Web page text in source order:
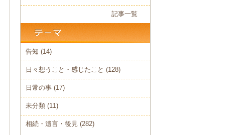
記事一覧
告知 (14)
日々想うこと・感じたこと (128)
日常の事 (17)
未分類 (11)
相続・遺言・後見 (282)